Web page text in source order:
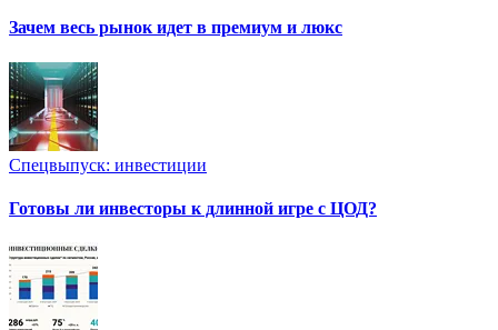
Зачем весь рынок идет в премиум и люкс
Спецвыпуск: инвестиции
Готовы ли инвесторы к длинной игре с ЦОД?